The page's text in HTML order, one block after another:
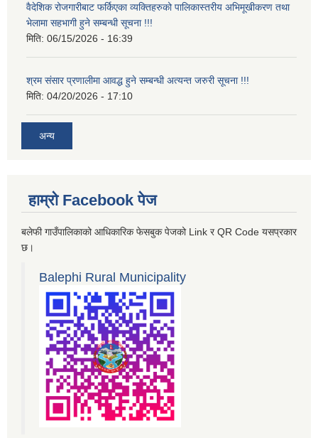
वैदेशिक रोजगारीबाट फर्किएका व्यक्तिहरुको पालिकास्तरीय अभिमूखीकरण तथा
भेलामा सहभागी हुने सम्बन्धी सूचना !!!
मिति: 06/15/2026 - 16:39
श्रम संसार प्रणालीमा आवद्ध हुने सम्बन्धी अत्यन्त जरुरी सूचना !!!
मिति: 04/20/2026 - 17:10
अन्य
हाम्रो Facebook पेज
बलेफी गाउँपालिकाको आधिकारिक फेसबुक पेजको Link र QR Code यसप्रकार
छ।
Balephi Rural Municipality